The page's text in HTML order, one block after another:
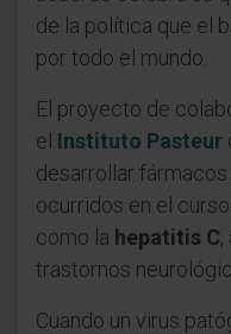
de la política que el
por todo el mundo.
El proyecto de
el Instituto Pasteur
desarrollar
ocurridos en el
como la hepatitis C
trastornos
Cuando un virus